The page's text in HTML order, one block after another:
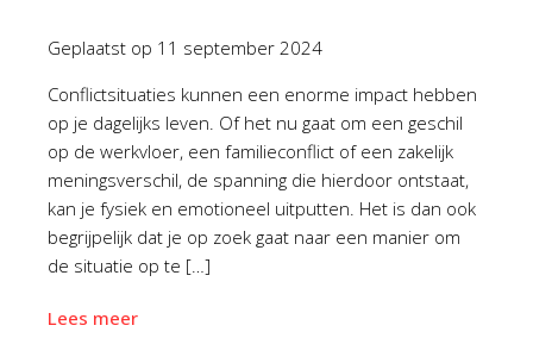
Geplaatst op 11 september 2024
Conflictsituaties kunnen een enorme impact hebben
op je dagelijks leven. Of het nu gaat om een geschil
op de werkvloer, een familieconflict of een zakelijk
meningsverschil, de spanning die hierdoor ontstaat,
kan je fysiek en emotioneel uitputten. Het is dan ook
begrijpelijk dat je op zoek gaat naar een manier om
de situatie op te […]
Lees meer